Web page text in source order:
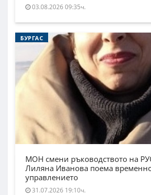
03.08.2026 09:35ч.
БУРГАС
МОН смени ръководството на
Лиляна Иванова поема
управлението
31.07.2026 19:10ч.